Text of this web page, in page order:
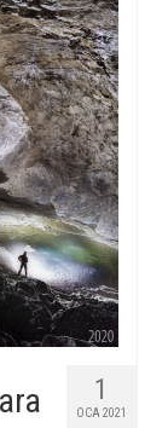
1
OCA 2021